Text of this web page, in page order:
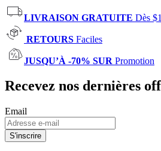
LIVRAISON GRATUITE Dès
RETOURS Faciles
JUSQU’À -70% SUR Promotion
Recevez nos dernières
Email
S'inscrire